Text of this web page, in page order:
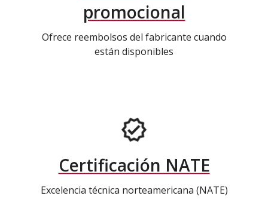
promocional
Ofrece reembolsos del fabricante cuando
están disponibles
Certificación NATE
Excelencia técnica norteamericana (NATE)